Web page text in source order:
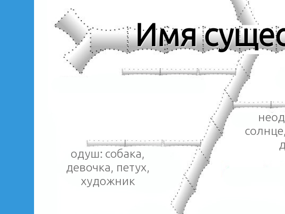
одуш: собака,
девочка, петух,
художник
Имя